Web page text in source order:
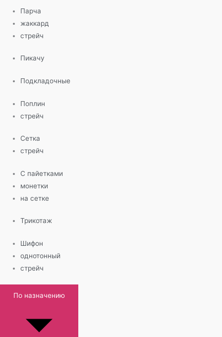
Парча
жаккард
стрейч
Пикачу
Подкладочные
Поплин
стрейч
Сетка
стрейч
С пайетками
монетки
на сетке
Трикотаж
Шифон
однотонный
стрейч
По назначению